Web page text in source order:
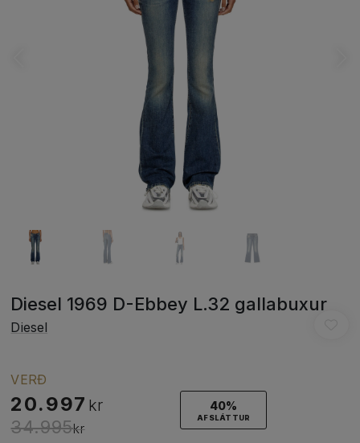
Diesel 1969 D-Ebbey L.32 gallabuxur
Diesel
VERÐ
20.997 kr
34.995kr
40%
AFSLÁTTUR